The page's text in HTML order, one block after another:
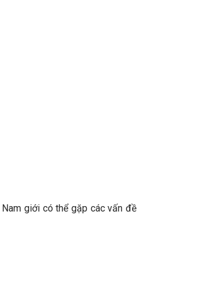
giới có thể gặp các vấn đề